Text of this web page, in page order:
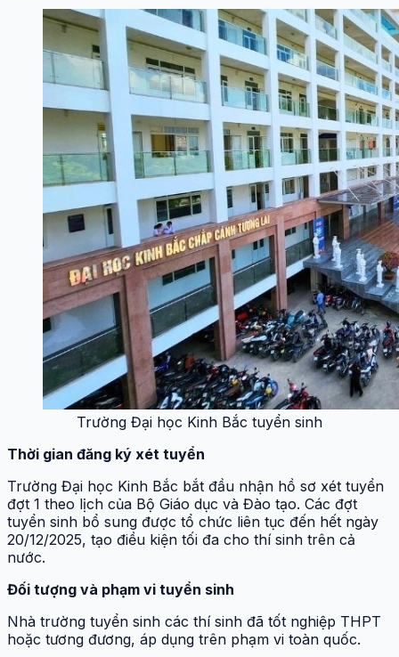
Trường Đại học Kinh Bắc tuyển sinh
Thời gian đăng ký xét tuyển
Trường Đại học Kinh Bắc bắt đầu nhận hồ sơ xét tuyển
đợt 1 theo lịch của Bộ Giáo dục và Đào tạo. Các đợt
tuyển sinh bổ sung được tổ chức liên tục đến hết ngày
20/12/2025, tạo điều kiện tối đa cho thí sinh trên cả
nước.
Đối tượng và phạm vi tuyển sinh
Nhà trường tuyển sinh các thí sinh đã tốt nghiệp THPT
hoặc tương đương, áp dụng trên phạm vi toàn quốc.